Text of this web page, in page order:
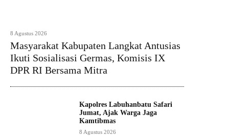
8 Agustus 2026
Masyarakat Kabupaten Langkat Antusias
Ikuti Sosialisasi Germas, Komisis IX
DPR RI Bersama Mitra
Kapolres Labuhanbatu Safari
Jumat, Ajak Warga Jaga
Kamtibmas
8 Agustus 2026